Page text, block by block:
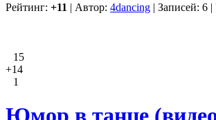
Рейтинг: +11 | Автор: 4dancing | Записей: 6
15
+14
1